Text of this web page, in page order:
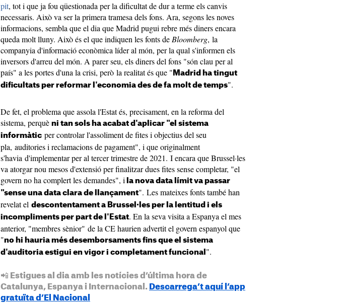
pit, tot i que ja fou qüestionada per la dificultat de dur a terme els canvis
necessaris. Això va ser la primera tramesa dels fons. Ara, segons les noves
informacions, sembla que el dia que Madrid pugui rebre més diners encara
queda molt lluny. Això és el que indiquen les fonts de Bloomberg, la
companyia d'informació econòmica líder al món, per la qual s'informen els
inversors d'arreu del món. A parer seu, els diners del fons "són clau per al
país" a les portes d'una la crisi, però la realitat és que " Madrid ha tingut
dificultats per reformar l'economia des de fa molt de temps".
De fet, el problema que assola l'Estat és, precisament, en la reforma del
sistema, perquè ni tan sols ha acabat d'aplicar "el sistema
informàtic per controlar l'assoliment de fites i objectius del seu
pla, auditories i reclamacions de pagament", i que originalment
s'havia d'implementar per al tercer trimestre de 2021. I encara que Brussel·les
va atorgar nou mesos d'extensió per finalitzar dues fites sense completar, "el
govern no ha complert les demandes", i la nova data límit va passar
"sense una data clara de llançament". Les mateixes fonts també han
revelat el descontentament a Brussel·les per la lentitud i els
incompliments per part de l'Estat. En la seva visita a Espanya el mes
anterior, "membres sènior" de la CE haurien advertit el govern espanyol que
"no hi hauria més desemborsaments fins que el sistema
d'auditoria estigui en vigor i completament funcional ".
📲 Estigues al dia amb les notícies d’última hora de
Catalunya, Espanya i Internacional. Descarrega’t aquí l’app
gratuïta d’El Nacional